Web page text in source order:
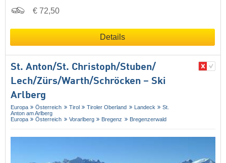
€ 72,50
Details
St. Anton/​St. Christoph/​Stuben/​
Lech/​Zürs/​Warth/​Schröcken – Ski
Arlberg
Europa Österreich Tirol Tiroler Oberland Landeck
St.
Anton am Arlberg
Europa
Österreich Vorarlberg Bregenz Bregenzerwald